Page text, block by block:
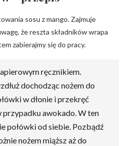
sosu z mango. Zajmuje
że reszta składników wrapa
zabierajmy się do pracy.
ręcznikiem.
dochodząc nożem do
w dłonie i przekręć
przypadku awokado. W ten
połówki od siebie. Pozbądź
nożem miąższ aż do